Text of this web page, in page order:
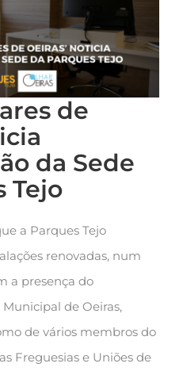
de
da Sede
Tejo
a Parques Tejo
renovadas, num
a presença do
de Oeiras,
de vários membros do
Freguesias e Uniões de